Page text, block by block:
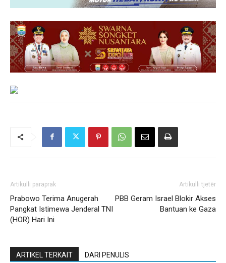
Artikulli paraprak
Prabowo Terima Anugerah
Pangkat Istimewa Jenderal TNI
(HOR) Hari Ini
Artikulli tjetër
PBB Geram Israel Blokir Akses
Bantuan ke Gaza
ARTIKEL TERKAIT DARI PENULIS